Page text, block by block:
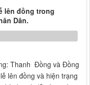
lên đồng trong
Dân.
Thanh Đồng và Đồng
lên đồng và hiện trạng